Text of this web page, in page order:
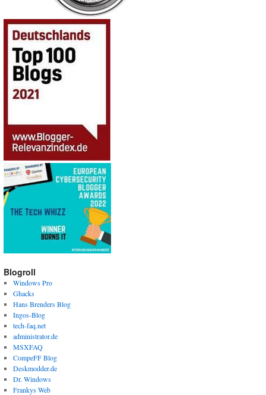
Blogroll
Windows Pro
Ghacks
Hans Brenders Blog
Ingos-Blog
tech-faq.net
administrator.de
MSXFAQ
CompeFF Blog
Deskmodder.de
Dr. Windows
Frankys Web